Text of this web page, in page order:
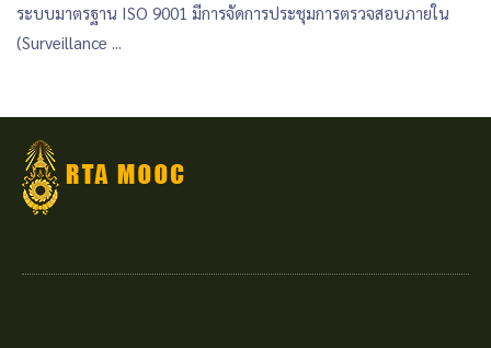
ระบบมาตรฐาน ISO 9001 มีการจัดการประชุมการตรวจสอบภายใน
(Surveillance ...